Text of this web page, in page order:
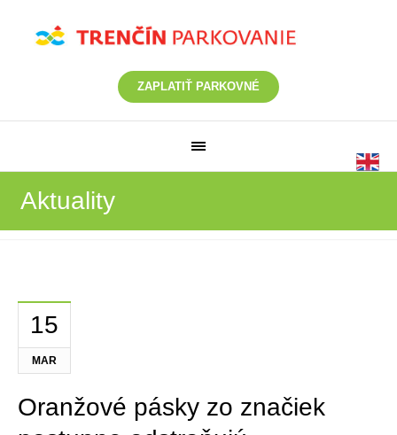
ZAPLATIŤ PARKOVNÉ
Aktuality
15
MAR
Oranžové pásky zo značiek